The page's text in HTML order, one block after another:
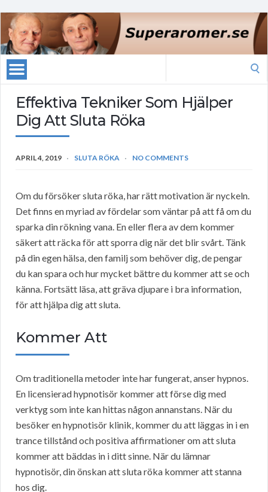
Effektiva Tekniker Som Hjälper
Dig Att Sluta Röka
APRIL 4, 2019 SLUTA RÖKA NO COMMENTS
Om du försöker sluta röka, har rätt motivation är nyckeln.
Det finns en myriad av fördelar som väntar på att få om du
sparka din rökning vana. En eller flera av dem kommer
säkert att räcka för att sporra dig när det blir svårt. Tänk
på din egen hälsa, den familj som behöver dig, de pengar
du kan spara och hur mycket bättre du kommer att se och
känna. Fortsätt läsa, att gräva djupare i bra information,
för att hjälpa dig att sluta.
Kommer Att
Om traditionella metoder inte har fungerat, anser hypnos.
En licensierad hypnotisör kommer att förse dig med
verktyg som inte kan hittas någon annanstans. När du
besöker en hypnotisör klinik, kommer du att läggas in i en
trance tillstånd och positiva affirmationer om att sluta
kommer att bäddas in i ditt sinne. När du lämnar
hypnotisör, din önskan att sluta röka kommer att stanna
hos dig.